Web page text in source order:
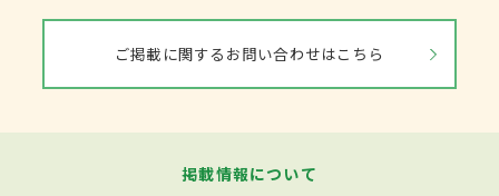
ご掲載に関するお問い合わせはこちら
掲載情報について